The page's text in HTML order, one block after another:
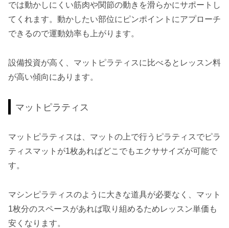
では動かしにくい筋肉や関節の動きを滑らかにサポートし
てくれます。動かしたい部位にピンポイントにアプローチ
できるので運動効率も上がります。
設備投資が高く、マットピラティスに比べるとレッスン料
が高い傾向にあります。
マットピラティス
マットピラティスは、マットの上で行うピラティスでピラ
ティスマットが1枚あればどこでもエクササイズが可能で
す。
マシンピラティスのように大きな道具が必要なく、マット
1枚分のスペースがあれば取り組めるためレッスン単価も
安くなります。